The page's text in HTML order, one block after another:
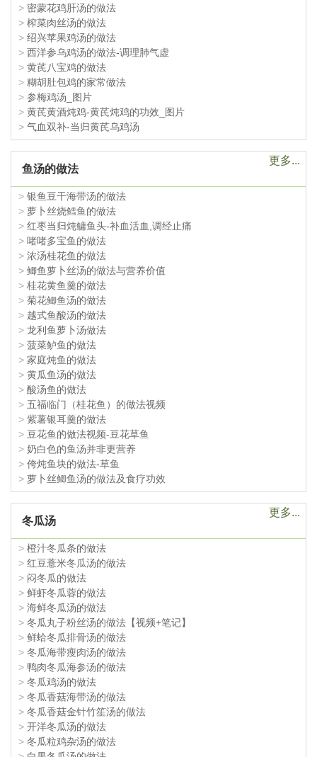
> 密蒙花鸡肝汤的做法
> 榨菜肉丝汤的做法
> 绍兴苹果鸡汤的做法
> 西洋参乌鸡汤的做法-调理肺气虚
> 黄芪八宝鸡的做法
> 糊胡肚包鸡的家常做法
> 参梅鸡汤_图片
> 黄芪黄酒炖鸡-黄芪炖鸡的功效_图片
> 气血双补-当归黄芪乌鸡汤
鱼汤的做法
更多...
> 银鱼豆干海带汤的做法
> 萝卜丝烧鳕鱼的做法
> 红枣当归炖鳙鱼头-补血活血,调经止痛
> 啫啫多宝鱼的做法
> 浓汤桂花鱼的做法
> 鲫鱼萝卜丝汤的做法与营养价值
> 桂花黄鱼羹的做法
> 菊花鲫鱼汤的做法
> 越式鱼酸汤的做法
> 龙利鱼萝卜汤做法
> 菠菜鲈鱼的做法
> 家庭炖鱼的做法
> 黄瓜鱼汤的做法
> 酸汤鱼的做法
> 五福临门（桂花鱼）的做法视频
> 紫薯银耳羹的做法
> 豆花鱼的做法视频-豆花草鱼
> 奶白色的鱼汤并非更营养
> 侉炖鱼块的做法-草鱼
> 萝卜丝鲫鱼汤的做法及食疗功效
冬瓜汤
更多...
> 橙汁冬瓜条的做法
> 红豆薏米冬瓜汤的做法
> 闷冬瓜的做法
> 鲜虾冬瓜蓉的做法
> 海鲜冬瓜汤的做法
> 冬瓜丸子粉丝汤的做法【视频+笔记】
> 鲜蛤冬瓜排骨汤的做法
> 冬瓜海带瘦肉汤的做法
> 鸭肉冬瓜海参汤的做法
> 冬瓜鸡汤的做法
> 冬瓜香菇海带汤的做法
> 冬瓜香菇金针竹笙汤的做法
> 开洋冬瓜汤的做法
> 冬瓜粒鸡杂汤的做法